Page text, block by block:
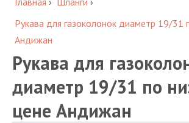
Рукава для газоколонок диаметр 19/31
Андижан
Рукава для
диаметр 19/31 по
цене Андижан